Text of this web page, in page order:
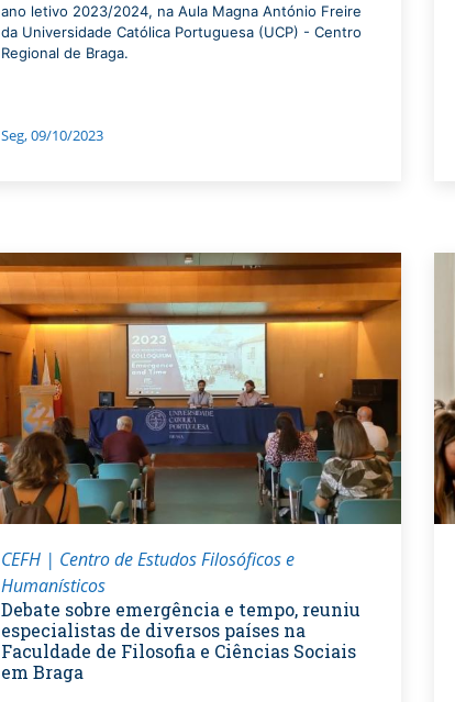
ano letivo 2023/2024, na Aula Magna António Freire
da Universidade Católica Portuguesa (UCP) - Centro
Regional de Braga.
Seg, 09/10/2023
CEFH | Centro de Estudos Filosóficos e
Humanísticos
Debate sobre emergência e tempo, reuniu
especialistas de diversos países na
Faculdade de Filosofia e Ciências Sociais
em Braga